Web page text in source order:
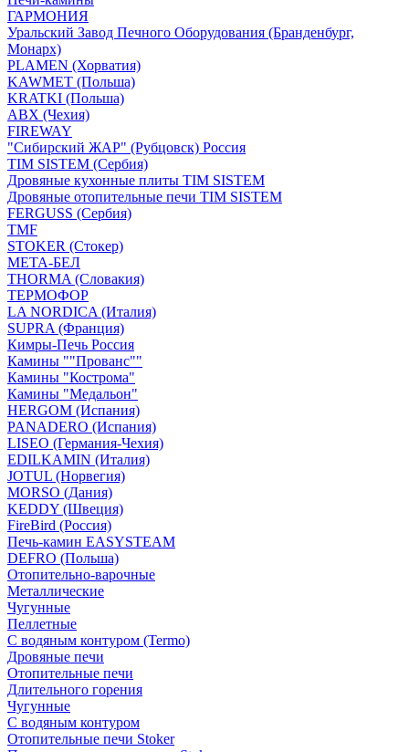
ГАРМОНИЯ
Уральский Завод Печного Оборудования (Бранденбург,
Монарх)
PLAMEN (Хорватия)
KAWMET (Польша)
KRATKI (Польша)
ABX (Чехия)
FIREWAY
"Сибирский ЖАР" (Рубцовск) Россия
TIM SISTEM (Сербия)
Дровяные кухонные плиты TIM SISTEM
Дровяные отопительные печи TIM SISTEM
FERGUSS (Сербия)
TMF
STOKER (Стокер)
МЕТА-БЕЛ
THORMA (Словакия)
ТЕРМОФОР
LA NORDICA (Италия)
SUPRA (Франция)
Кимры-Печь Россия
Камины ""Прованс""
Камины "Кострома"
Камины "Медальон"
HERGOM (Испания)
PANADERO (Испания)
LISEO (Германия-Чехия)
EDILKAMIN (Италия)
JOTUL (Норвегия)
MORSO (Дания)
KEDDY (Швеция)
FireBird (Россия)
Печь-камин EASYSTEAM
DEFRO (Польша)
Отопительно-варочные
Металлические
Чугунные
Пеллетные
С водяным контуром (Termo)
Дровяные печи
Отопительные печи
Длительного горения
Чугунные
C водяным контуром
Отопительные печи Stoker